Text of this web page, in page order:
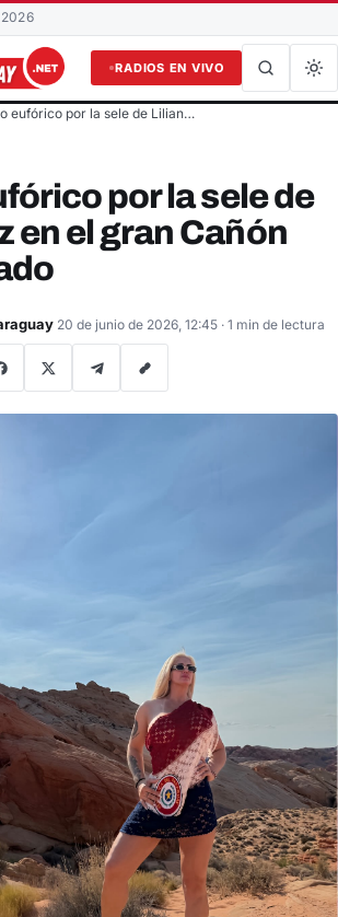
2026
RADIOS EN VIVO
eufórico por la sele de Lilian…
por la sele de
en el gran Cañón
20 de junio de 2026, 12:45 · 1 min de lectura